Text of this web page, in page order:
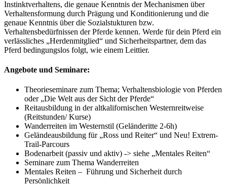
Instinktverhaltens, die genaue Kenntnis der Mechanismen über
Verhaltensformung durch Prägung und Konditionierung und die
genaue Kenntnis über die Sozialstukturen bzw.
Verhaltensbedürfnissen der Pferde kennen. Werde für dein Pferd ein
verlässliches „Herdenmitglied“ und Sicherheitspartner, dem das
Pferd bedingungslos folgt, wie einem Leittier.
Angebote und Seminare:
Theorieseminare zum Thema; Verhaltensbiologie von Pferden
oder „Die Welt aus der Sicht der Pferde“
Reitausbildung in der altkalifornischen Westernreitweise
(Reitstunden/ Kurse)
Wanderreiten im Westernstil (Geländeritte 2-6h)
Geländeausbildung für „Ross und Reiter“ und Neu! Extrem-
Trail-Parcours
Bodenarbeit (passiv und aktiv) -> siehe „Mentales Reiten“
Seminare zum Thema Wanderreiten
Mentales Reiten – Führung und Sicherheit durch
Persönlichkeit